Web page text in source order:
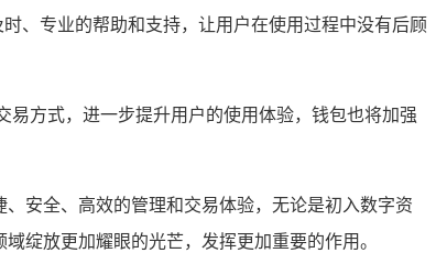
、专业的帮助和支持，让用户在使用过程中没有后顾
方式，进一步提升用户的使用体验，钱包也将加强
安全、高效的管理和交易体验，无论是初入数字资
绽放更加耀眼的光芒，发挥更加重要的作用。